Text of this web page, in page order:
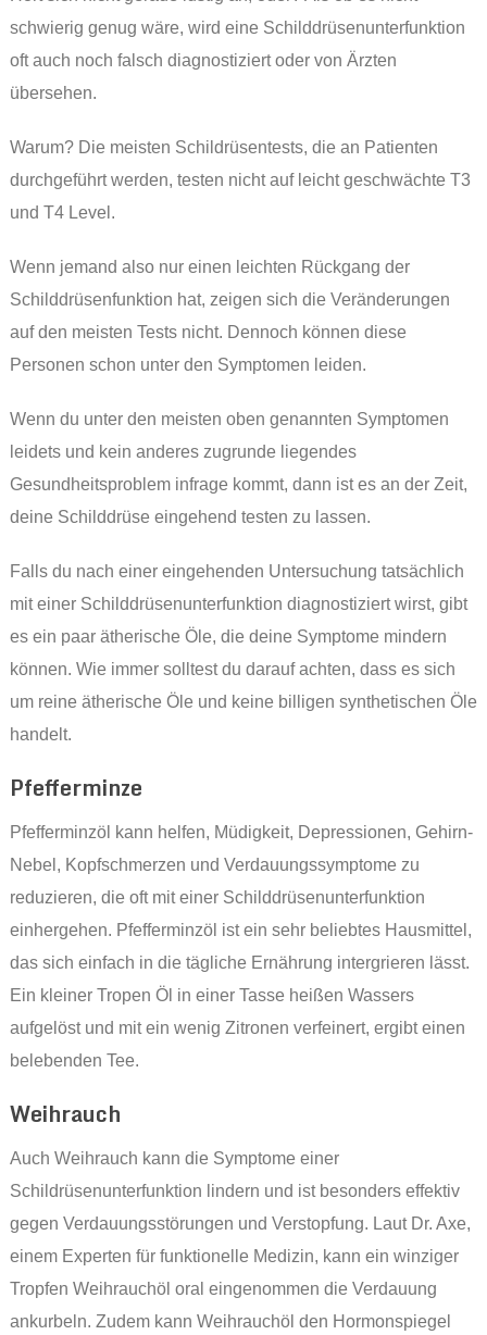
schwierig genug wäre, wird eine Schilddrüsenunterfunktion
oft auch noch falsch diagnostiziert oder von Ärzten
übersehen.
Warum? Die meisten Schildrüsentests, die an Patienten
durchgeführt werden, testen nicht auf leicht geschwächte T3
und T4 Level.
Wenn jemand also nur einen leichten Rückgang der
Schilddrüsenfunktion hat, zeigen sich die Veränderungen
auf den meisten Tests nicht. Dennoch können diese
Personen schon unter den Symptomen leiden.
Wenn du unter den meisten oben genannten Symptomen
leidets und kein anderes zugrunde liegendes
Gesundheitsproblem infrage kommt, dann ist es an der Zeit,
deine Schilddrüse eingehend testen zu lassen.
Falls du nach einer eingehenden Untersuchung tatsächlich
mit einer Schilddrüsenunterfunktion diagnostiziert wirst, gibt
es ein paar ätherische Öle, die deine Symptome mindern
können. Wie immer solltest du darauf achten, dass es sich
um reine ätherische Öle und keine billigen synthetischen Öle
handelt.
Pfefferminze
Pfefferminzöl kann helfen, Müdigkeit, Depressionen, Gehirn-
Nebel, Kopfschmerzen und Verdauungssymptome zu
reduzieren, die oft mit einer Schilddrüsenunterfunktion
einhergehen. Pfefferminzöl ist ein sehr beliebtes Hausmittel,
das sich einfach in die tägliche Ernährung intergrieren lässt.
Ein kleiner Tropen Öl in einer Tasse heißen Wassers
aufgelöst und mit ein wenig Zitronen verfeinert, ergibt einen
belebenden Tee.
Weihrauch
Auch Weihrauch kann die Symptome einer
Schildrüsenunterfunktion lindern und ist besonders effektiv
gegen Verdauungsstörungen und Verstopfung. Laut Dr. Axe,
einem Experten für funktionelle Medizin, kann ein winziger
Tropfen Weihrauchöl oral eingenommen die Verdauung
ankurbeln. Zudem kann Weihrauchöl den Hormonspiegel